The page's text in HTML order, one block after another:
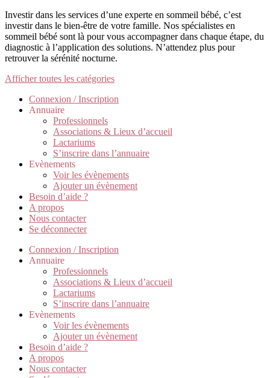
Investir dans les services d’une experte en sommeil bébé, c’est
investir dans le bien-être de votre famille. Nos spécialistes en
sommeil bébé sont là pour vous accompagner dans chaque étape, du
diagnostic à l’application des solutions. N’attendez plus pour
retrouver la sérénité nocturne.
Afficher toutes les catégories
Connexion / Inscription
Annuaire
Professionnels
Associations & Lieux d’accueil
Lactariums
S’inscrire dans l’annuaire
Evènements
Voir les évènements
Ajouter un évènement
Besoin d’aide ?
A propos
Nous contacter
Se déconnecter
Connexion / Inscription
Annuaire
Professionnels
Associations & Lieux d’accueil
Lactariums
S’inscrire dans l’annuaire
Evènements
Voir les évènements
Ajouter un évènement
Besoin d’aide ?
A propos
Nous contacter